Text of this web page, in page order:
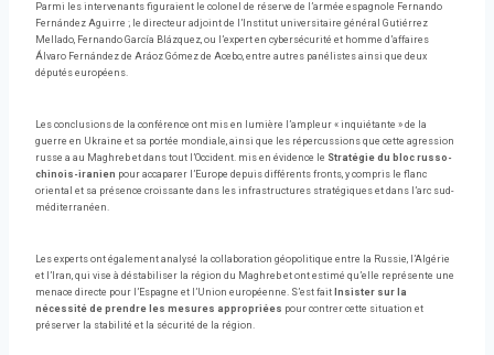
Parmi les intervenants figuraient le colonel de réserve de l’armée espagnole Fernando
Fernández Aguirre ; le directeur adjoint de l’Institut universitaire général Gutiérrez
Mellado, Fernando García Blázquez, ou l’expert en cybersécurité et homme d’affaires
Álvaro Fernández de Aráoz Gómez de Acebo, entre autres panélistes ainsi que deux
députés européens.
Les conclusions de la conférence ont mis en lumière l’ampleur « inquiétante » de la
guerre en Ukraine et sa portée mondiale, ainsi que les répercussions que cette agression
russe a au Maghreb et dans tout l’Occident. mis en évidence le Stratégie du bloc russo-
chinois-iranien pour accaparer l’Europe depuis différents fronts, y compris le flanc
oriental et sa présence croissante dans les infrastructures stratégiques et dans l’arc sud-
méditerranéen.
Les experts ont également analysé la collaboration géopolitique entre la Russie, l’Algérie
et l’Iran, qui vise à déstabiliser la région du Maghreb et ont estimé qu’elle représente une
menace directe pour l’Espagne et l’Union européenne. S’est fait Insister sur la
nécessité de prendre les mesures appropriées pour contrer cette situation et
préserver la stabilité et la sécurité de la région.